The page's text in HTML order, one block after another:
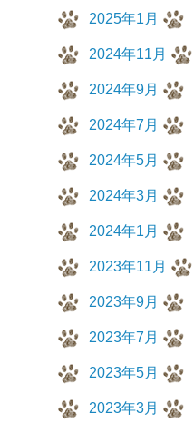
2025年1月
2024年11月
2024年9月
2024年7月
2024年5月
2024年3月
2024年1月
2023年11月
2023年9月
2023年7月
2023年5月
2023年3月